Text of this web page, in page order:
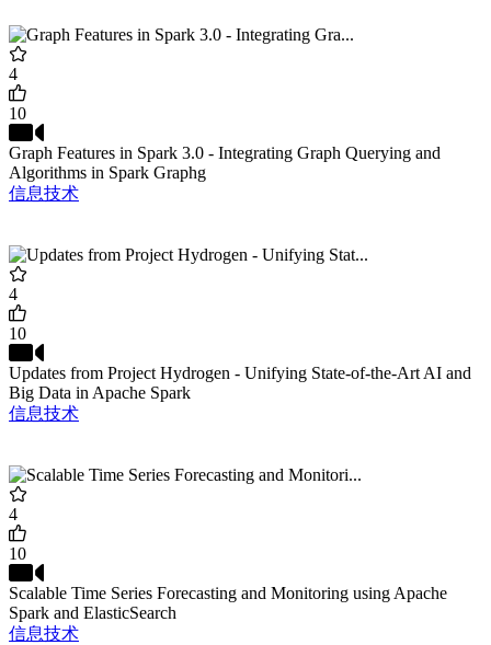
4
10
Graph Features in Spark 3.0 - Integrating Graph Querying and
Algorithms in Spark Graphg
信息技术
4
10
Updates from Project Hydrogen - Unifying State-of-the-Art AI and
Big Data in Apache Spark
信息技术
4
10
Scalable Time Series Forecasting and Monitoring using Apache
Spark and ElasticSearch
信息技术